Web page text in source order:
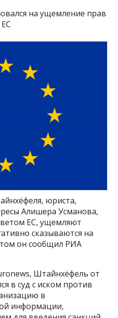
на ущемление прав
юриста,
Алишера Усманова,
ЕС, ущемляют
сказываются на
он сообщил РИА
Штайнхёфель от
в суд с иском против
в
информации,